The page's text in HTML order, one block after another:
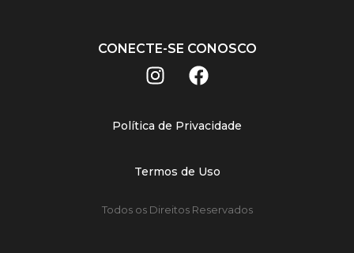
CONECTE-SE CONOSCO
Política de Privacidade
Termos de Uso
Todos os Direitos Reservados